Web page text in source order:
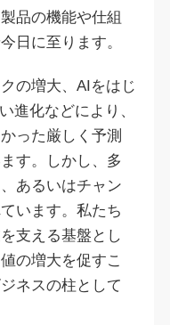
品の機能や仕組
日に至ります。
の増大、AIをはじ
進化などにより、
った厳しく予測
す。しかし、多
あるいはチャン
います。私たち
支える基盤とし
の増大を促すこ
ネスの柱として